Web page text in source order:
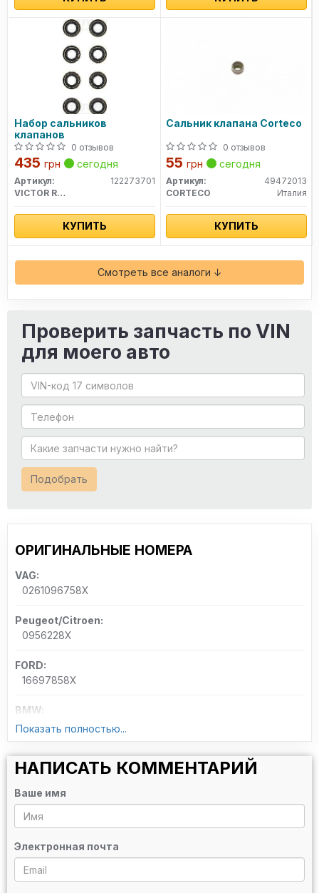
Набор сальников
клапанов
0 отзывов
435 грн сегодня
Артикул:
122273701
VICTOR REINZ
КУПИТЬ
Сальник клапана Corteco
0 отзывов
55 грн сегодня
Артикул:
49472013
CORTECO
Италия
КУПИТЬ
Смотреть все аналоги ↓
Проверить запчасть по VIN
для моего авто
Подобрать
ОРИГИНАЛЬНЫЕ НОМЕРА
VAG:
0261096758X
Peugeot/Citroen:
0956228X
FORD:
16697858X
BMW:
11349059169
SUZUKI:
1291979J508X
MOBIS:
22224290008X
VOLVO:
334426178X
Показать полностью...
НАПИСАТЬ КОММЕНТАРИЙ
Ваше имя
Электронная почта